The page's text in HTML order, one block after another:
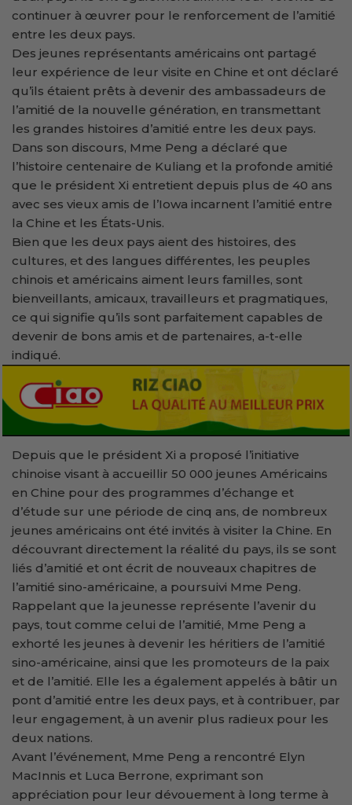
continuer à œuvrer pour le renforcement de l’amitié
entre les deux pays.
Des jeunes représentants américains ont partagé
leur expérience de leur visite en Chine et ont déclaré
qu’ils étaient prêts à devenir des ambassadeurs de
l’amitié de la nouvelle génération, en transmettant
les grandes histoires d’amitié entre les deux pays.
Dans son discours, Mme Peng a déclaré que
l’histoire centenaire de Kuliang et la profonde amitié
que le président Xi entretient depuis plus de 40 ans
avec ses vieux amis de l’Iowa incarnent l’amitié entre
la Chine et les États-Unis.
Bien que les deux pays aient des histoires, des
cultures, et des langues différentes, les peuples
chinois et américains aiment leurs familles, sont
bienveillants, amicaux, travailleurs et pragmatiques,
ce qui signifie qu’ils sont parfaitement capables de
devenir de bons amis et de partenaires, a-t-elle
indiqué.
Depuis que le président Xi a proposé l’initiative
chinoise visant à accueillir 50 000 jeunes Américains
en Chine pour des programmes d’échange et
d’étude sur une période de cinq ans, de nombreux
jeunes américains ont été invités à visiter la Chine. En
découvrant directement la réalité du pays, ils se sont
liés d’amitié et ont écrit de nouveaux chapitres de
l’amitié sino-américaine, a poursuivi Mme Peng.
Rappelant que la jeunesse représente l’avenir du
pays, tout comme celui de l’amitié, Mme Peng a
exhorté les jeunes à devenir les héritiers de l’amitié
sino-américaine, ainsi que les promoteurs de la paix
et de l’amitié. Elle les a également appelés à bâtir un
pont d’amitié entre les deux pays, et à contribuer, par
leur engagement, à un avenir plus radieux pour les
deux nations.
Avant l’événement, Mme Peng a rencontré Elyn
MacInnis et Luca Berrone, exprimant son
appréciation pour leur dévouement à long terme à